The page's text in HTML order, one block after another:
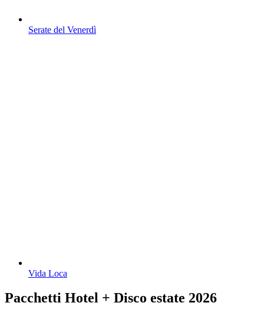
Serate del Venerdì
Vida Loca
Pacchetti Hotel + Disco estate 2026